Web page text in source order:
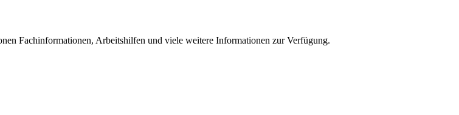
Fachinformationen, Arbeitshilfen und viele weitere Informationen zur Verfügung.